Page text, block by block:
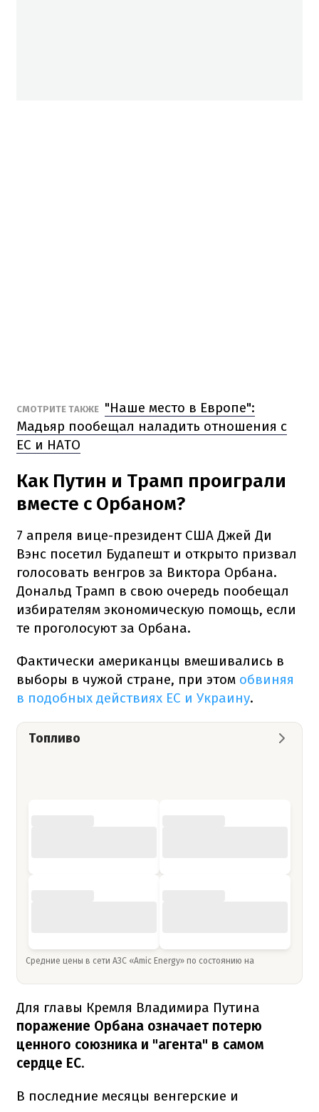
СМОТРИТЕ ТАКЖЕ "Наше место в Европе":
Мадьяр пообещал наладить отношения с
ЕС и НАТО
Как Путин и Трамп проиграли
вместе с Орбаном?
7 апреля вице-президент США Джей Ди
Вэнс посетил Будапешт и открыто призвал
голосовать венгров за Виктора Орбана.
Дональд Трамп в свою очередь пообещал
избирателям экономическую помощь, если
те проголосуют за Орбана.
Фактически американцы вмешивались в
выборы в чужой стране, при этом обвиняя
в подобных действиях ЕС и Украину.
Топливо
Средние цены в сети АЗС «Amic Energy» по состоянию на
Для главы Кремля Владимира Путина
поражение Орбана означает потерю
ценного союзника и "агента" в самом
сердце ЕС.
В последние месяцы венгерские и